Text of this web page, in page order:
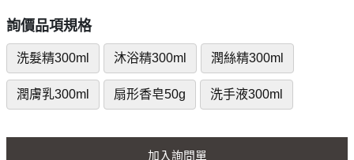
詢價品項規格
洗髮精300ml 沐浴精300ml 潤絲精300ml
潤膚乳300ml 扇形香皂50g 洗手液300ml
加入詢問單